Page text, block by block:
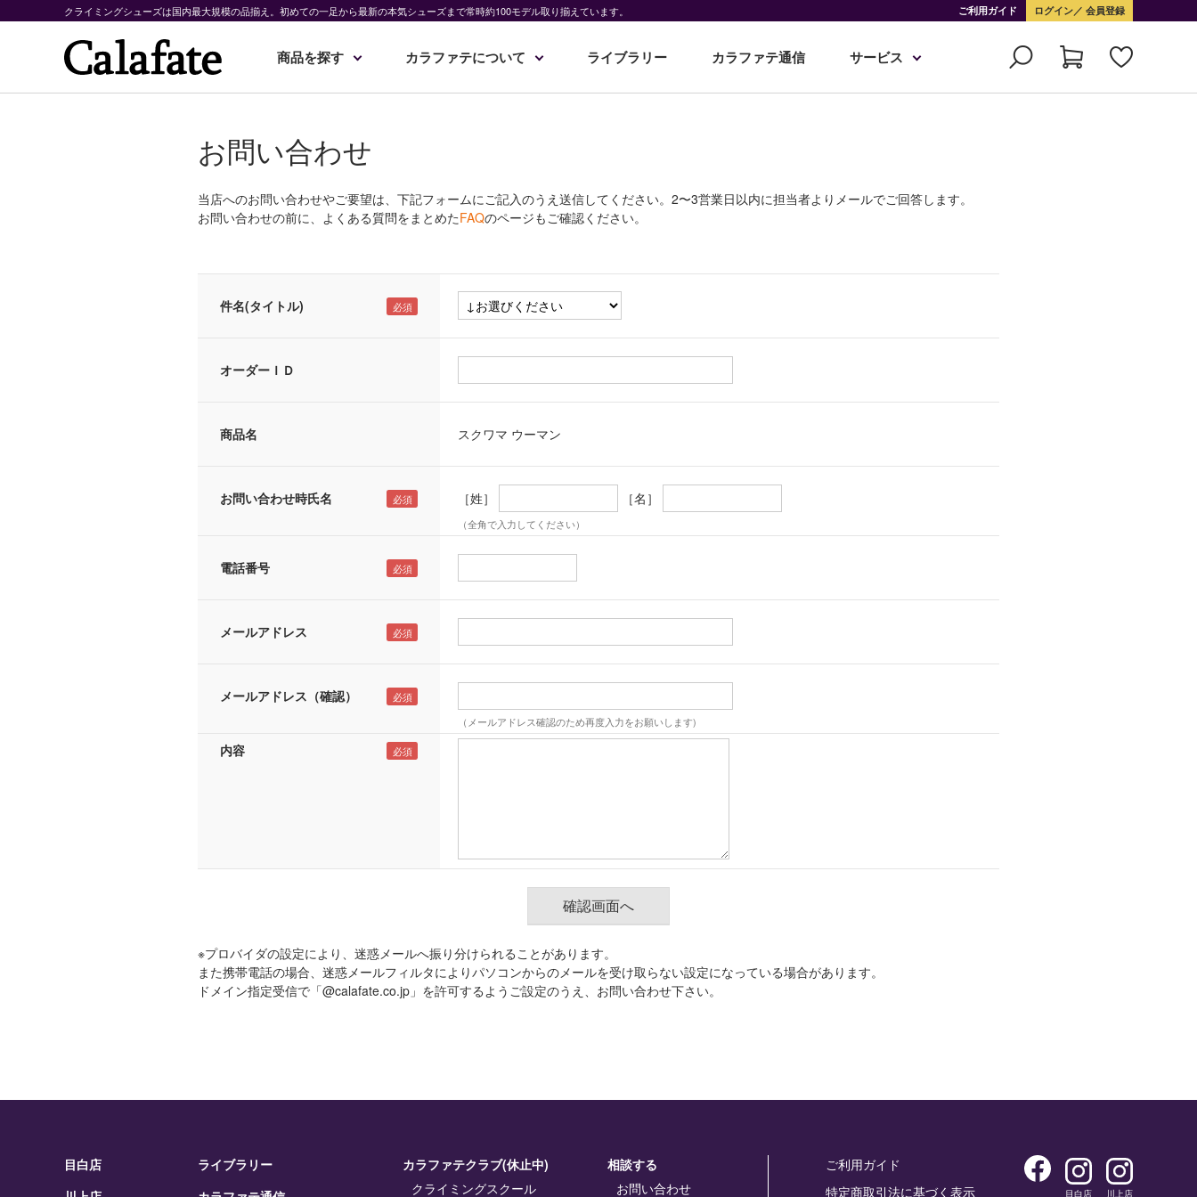
クライミングシューズは国内最大規模の品揃え。初めての一足から最新の本気シューズまで常時約100モデル取り揃えています。 ご利用ガイド ログイン 会員登録
商品を探す カラファテについて ライブラリー カラファテ通信 サービス
お問い合わせ
当店へのお問い合わせやご要望は、下記フォームにご記入のうえ送信してください。2〜3営業日以内に担当者よりメールでご回答します。
お問い合わせの前に、よくある質問をまとめたFAQのページもご確認ください。
件名(タイトル)
オーダーＩＤ
商品名 スクワマ ウーマン
お問い合わせ時氏名 ［姓］ ［名］
（全角で入力してください）
電話番号
メールアドレス
メールアドレス（確認）
（メールアドレス確認のため再度入力をお願いします)
内容
※プロバイダの設定により、迷惑メールへ振り分けられることがあります。
また携帯電話の場合、迷惑メールフィルタによりパソコンからのメールを受け取らない設定になっている場合があります。
ドメイン指定受信で「@calafate.co.jp」を許可するようご設定のうえ、お問い合わせ下さい。
目白店
ライブラリー
カラファテクラブ(休止中)
クライミングスクール
相談する
お問い合わせ
ご利用ガイド
特定商取引法に基づく表示
目白店 川上店